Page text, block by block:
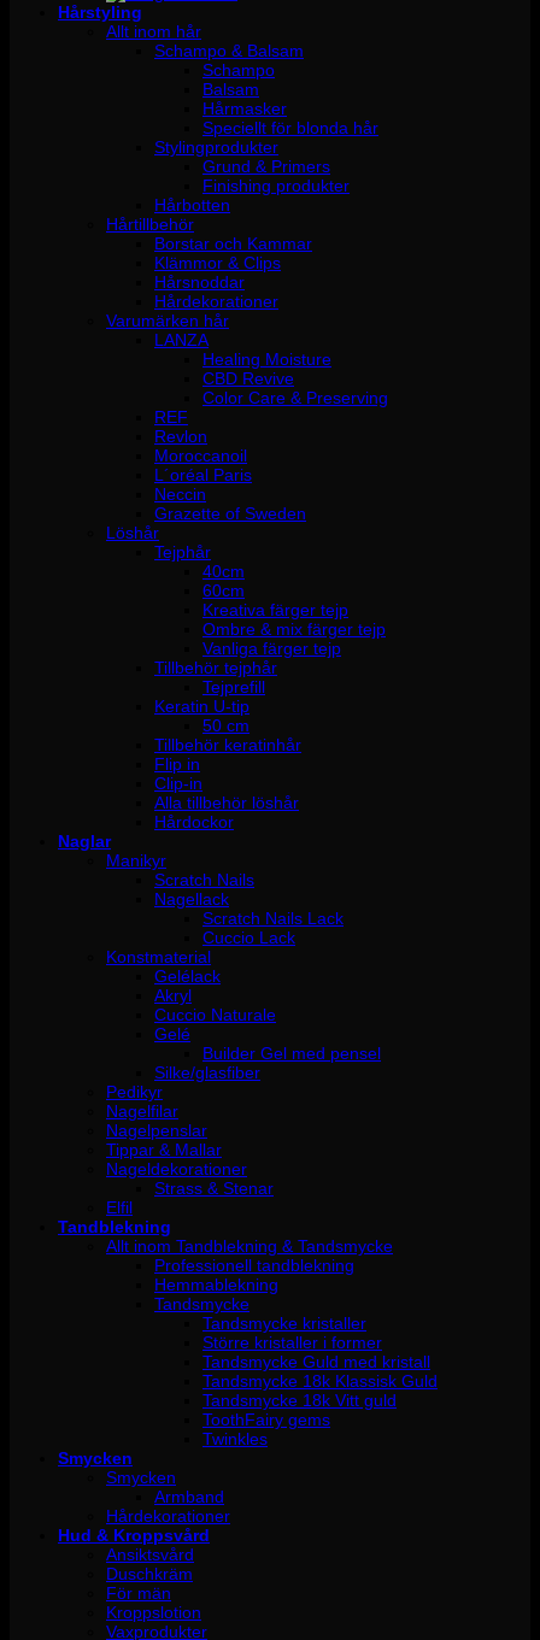
Hårstyling
Allt inom hår
Schampo & Balsam
Schampo
Balsam
Hårmasker
Speciellt för blonda hår
Stylingprodukter
Grund & Primers
Finishing produkter
Hårbotten
Hårtillbehör
Borstar och Kammar
Klämmor & Clips
Hårsnoddar
Hårdekorationer
Varumärken hår
LANZA
Healing Moisture
CBD Revive
Color Care & Preserving
REF
Revlon
Moroccanoil
L´oréal Paris
Neccin
Grazette of Sweden
Löshår
Tejphår
40cm
60cm
Kreativa färger tejp
Ombre & mix färger tejp
Vanliga färger tejp
Tillbehör tejphår
Tejprefill
Keratin U-tip
50 cm
Tillbehör keratinhår
Flip in
Clip-in
Alla tillbehör löshår
Hårdockor
Naglar
Manikyr
Scratch Nails
Nagellack
Scratch Nails Lack
Cuccio Lack
Konstmaterial
Gelélack
Akryl
Cuccio Naturale
Gelé
Builder Gel med pensel
Silke/glasfiber
Pedikyr
Nagelfilar
Nagelpenslar
Tippar & Mallar
Nageldekorationer
Strass & Stenar
Elfil
Tandblekning
Allt inom Tandblekning & Tandsmycke
Professionell tandblekning
Hemmablekning
Tandsmycke
Tandsmycke kristaller
Större kristaller i former
Tandsmycke Guld med kristall
Tandsmycke 18k Klassisk Guld
Tandsmycke 18k Vitt guld
ToothFairy gems
Twinkles
Smycken
Smycken
Armband
Hårdekorationer
Hud & Kroppsvård
Ansiktsvård
Duschkräm
För män
Kroppslotion
Vaxprodukter